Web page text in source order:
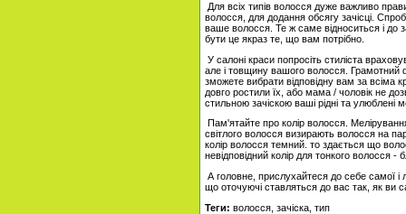
Для всіх типів волосся дуже важливо
волосся, для додання обсягу зачісці.
ваше волосся. Те ж саме відноситься і до
бути це якраз те, що вам потрібно.
У салоні краси попросіть стиліста
але і товщину вашого волосся. Грамотний
зможете вибрати відповідну вам за всіма
довго ростили їх, або мама / чоловік не
стильною зачіскою ваші рідні та
Пам'ятайте про колір волосся.
світлого волосся визирають волосся на
колір волосся темний. то здається що
невідповідний колір для тонкого волосся -
А головне, прислухайтеся до себе самої
що оточуючі ставляться до вас так, як ви
Теги: волосся, зачіска, тип